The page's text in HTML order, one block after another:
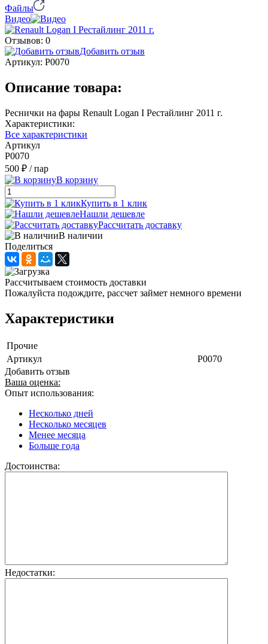
Файлы
Видео
Отзывов: 0
Добавить отзыв
Артикул: Р0070
Описание товара:
Реснички на фары Renault Logan I Рестайлинг 2011 г.
Характеристики:
Все характеристики
Артикул
Р0070
500 ₽ / пар
В корзину
Купить в 1 клик
Нашли дешевле
Рассчитать доставку
В наличии
Поделиться
Рассчитываем стоимость доставки
Пожалуйста подождите, рассчет займет немного времени
Характеристики
Прочие
Артикул
Р0070
Добавить отзыв
Ваша оценка:
Опыт использования:
Несколько дней
Несколько месяцев
Менее месяца
Больше года
Достоинства:
Недостатки: